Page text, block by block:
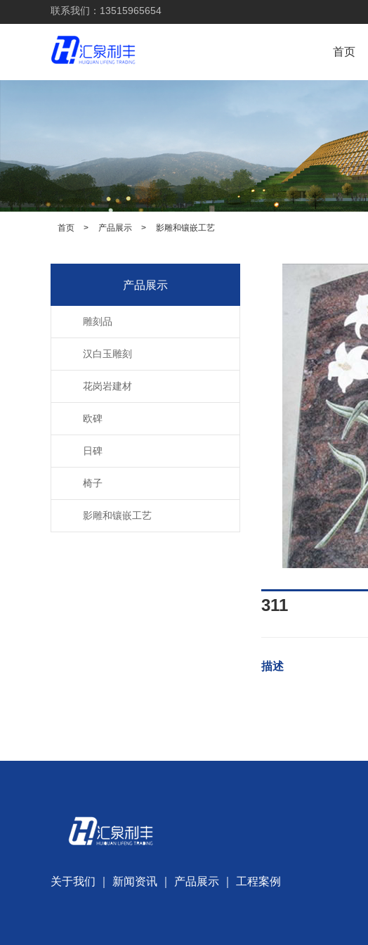
联系我们：13515965654
首页
首页 > 产品展示 > 影雕和镶嵌工艺
产品展示
雕刻品
汉白玉雕刻
花岗岩建材
欧碑
日碑
椅子
影雕和镶嵌工艺
311
描述
关于我们 ｜ 新闻资讯 ｜ 产品展示 ｜ 工程案例